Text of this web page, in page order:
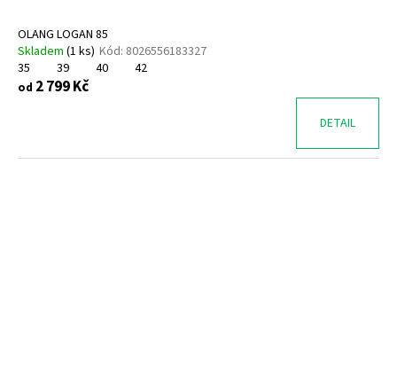
OLANG LOGAN 85
Skladem (1 ks) Kód: 8026556183327
35
39 40 42
od 2 799 Kč
DETAIL